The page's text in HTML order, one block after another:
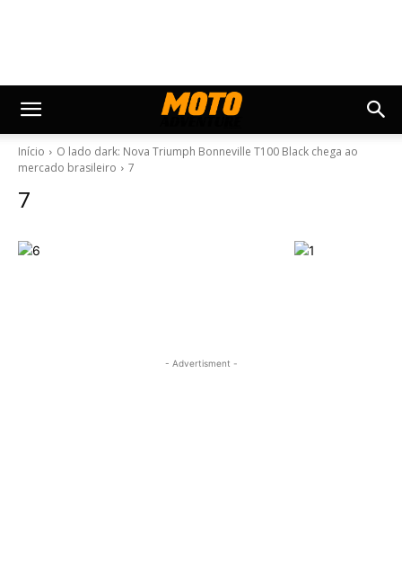
Início
O lado dark: Nova Triumph Bonneville T100 Black chega ao
mercado brasileiro
7
7
- Advertisment -